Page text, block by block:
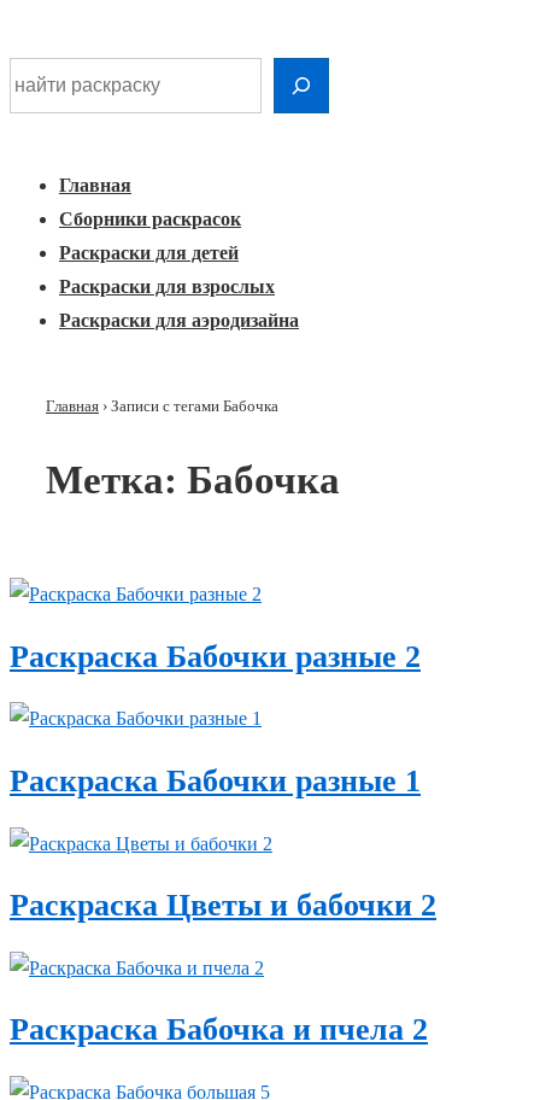
Перейти
к
Главная
Сборники раскрасок
Раскраски для детей
Раскраски для взрослых
Раскраски для аэродизайна
Главная › Записи с тегами Бабочка
Метка: Бабочка
Раскраска Бабочки разные 2
Раскраска Бабочки разные 1
Раскраска Цветы и бабочки 2
Раскраска Бабочка и пчела 2